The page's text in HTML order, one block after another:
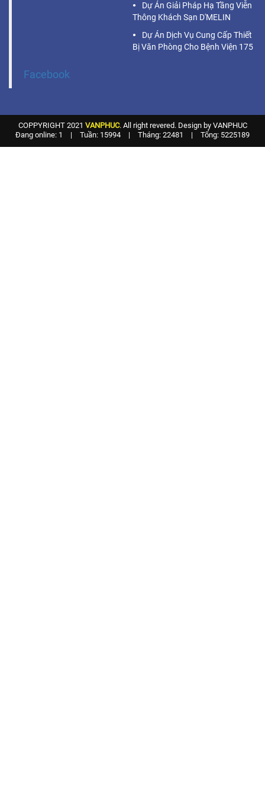
Dự Án Giải Pháp Hạ Tầng Viễn
Thông Khách Sạn D'MELIN
Dự Án Dịch Vụ Cung Cấp Thiết
Bị Văn Phòng Cho Bệnh Viện 175
Facebook
COPPYRIGHT 2021 VANPHUC. All right revered. Design by VANPHUC
Đang online: 1
| Tuần: 15994 | Tháng: 22481 | Tổng: 5225189